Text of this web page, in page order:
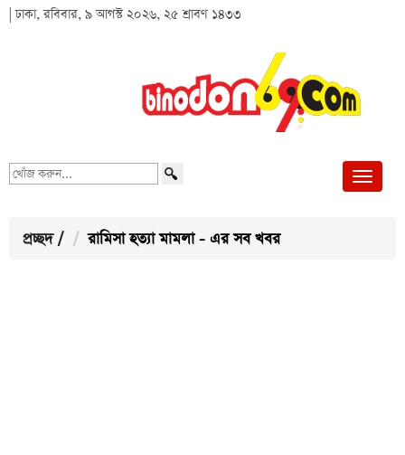
| ঢাকা, রবিবার, ৯ আগস্ট ২০২৬, ২৫ শ্রাবণ ১৪৩৩
খোঁজ
প্রচ্ছদ / রামিসা হত্যা মামলা - এর সব খবর